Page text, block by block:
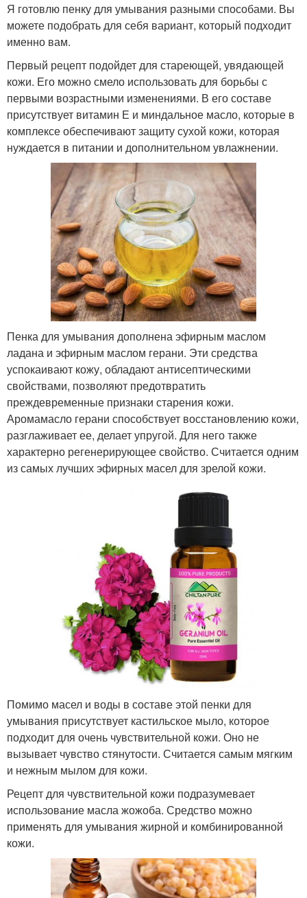
Я готовлю пенку для умывания разными способами. Вы
можете подобрать для себя вариант, который подходит
именно вам.
Первый рецепт подойдет для стареющей, увядающей
кожи. Его можно смело использовать для борьбы с
первыми возрастными изменениями. В его составе
присутствует витамин Е и миндальное масло, которые в
комплексе обеспечивают защиту сухой кожи, которая
нуждается в питании и дополнительном увлажнении.
Пенка для умывания дополнена эфирным маслом
ладана и эфирным маслом герани. Эти средства
успокаивают кожу, обладают антисептическими
свойствами, позволяют предотвратить
преждевременные признаки старения кожи.
Аромамасло герани способствует восстановлению кожи,
разглаживает ее, делает упругой. Для него также
характерно регенерирующее свойство. Считается одним
из самых лучших эфирных масел для зрелой кожи.
Помимо масел и воды в составе этой пенки для
умывания присутствует кастильское мыло, которое
подходит для очень чувствительной кожи. Оно не
вызывает чувство стянутости. Считается самым мягким
и нежным мылом для кожи.
Рецепт для чувствительной кожи подразумевает
использование масла жожоба. Средство можно
применять для умывания жирной и комбинированной
кожи.